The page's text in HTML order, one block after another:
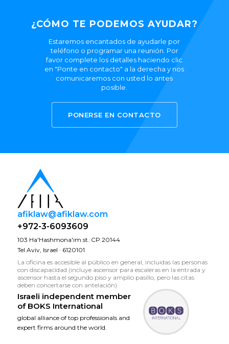
¿CÓMO TE PODEMOS AYUDAR?
Estaremos encantados de ayudarle por
teléfono o programar una reunión. Por
favor complete los detalles haciendo clic
en "Ponte en contacto" a la derecha y nos
comunicaremos con usted lo antes
posible.
PONERSE EN CONTACTO
afiklaw@afiklaw.com
+972-3-6093609
103 Ha'Hashmona'im st. CP 20144
Tel Aviv, Israel · 6120101
La oficina es accesible al público en general, incluidas las personas
con discapacidad (incluye ascensor para escaleras en la entrada y
ascensor hasta el segundo piso y amplio pasillo, pero las citas
deben concertarse con antelación).
Israeli independent member
of BOKS International
global alliance of top professionals and
expert firms around the world.